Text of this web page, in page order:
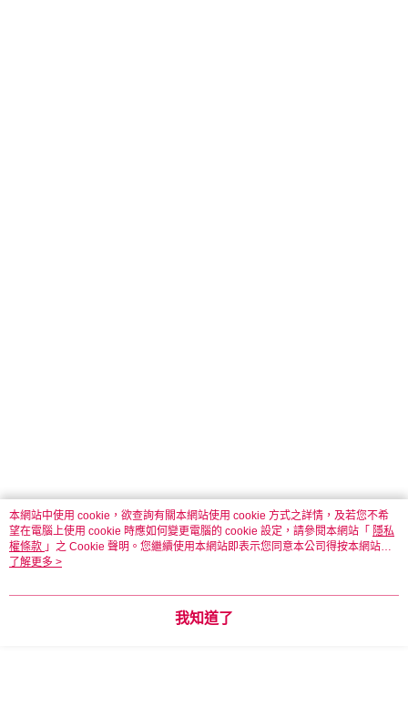
本網站中使用 cookie，欲查詢有關本網站使用 cookie 方式之詳情，及若您不希
望在電腦上使用 cookie 時應如何變更電腦的 cookie 設定，請參閱本網站「 隱私
權條款 」之 Cookie 聲明。您繼續使用本網站即表示您同意本公司得按本網站使
用條款之 Cookie 聲明使用 cookie。
了解更多 >
我知道了